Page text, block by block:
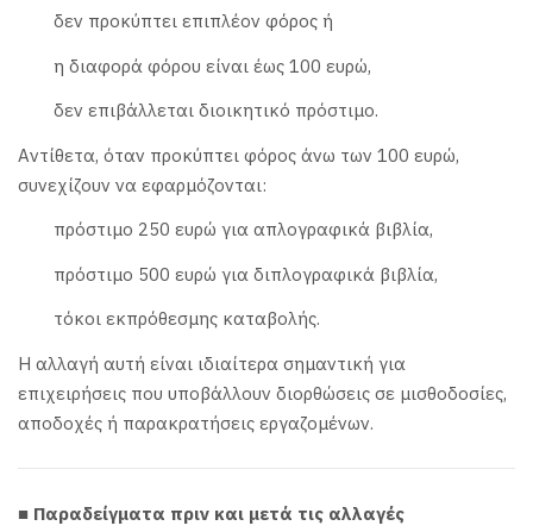
δεν προκύπτει επιπλέον φόρος ή
η διαφορά φόρου είναι έως 100 ευρώ,
δεν επιβάλλεται διοικητικό πρόστιμο.
Αντίθετα, όταν προκύπτει φόρος άνω των 100 ευρώ,
συνεχίζουν να εφαρμόζονται:
πρόστιμο 250 ευρώ για απλογραφικά βιβλία,
πρόστιμο 500 ευρώ για διπλογραφικά βιβλία,
τόκοι εκπρόθεσμης καταβολής.
Η αλλαγή αυτή είναι ιδιαίτερα σημαντική για
επιχειρήσεις που υποβάλλουν διορθώσεις σε μισθοδοσίες,
αποδοχές ή παρακρατήσεις εργαζομένων.
■ Παραδείγματα πριν και μετά τις αλλαγές